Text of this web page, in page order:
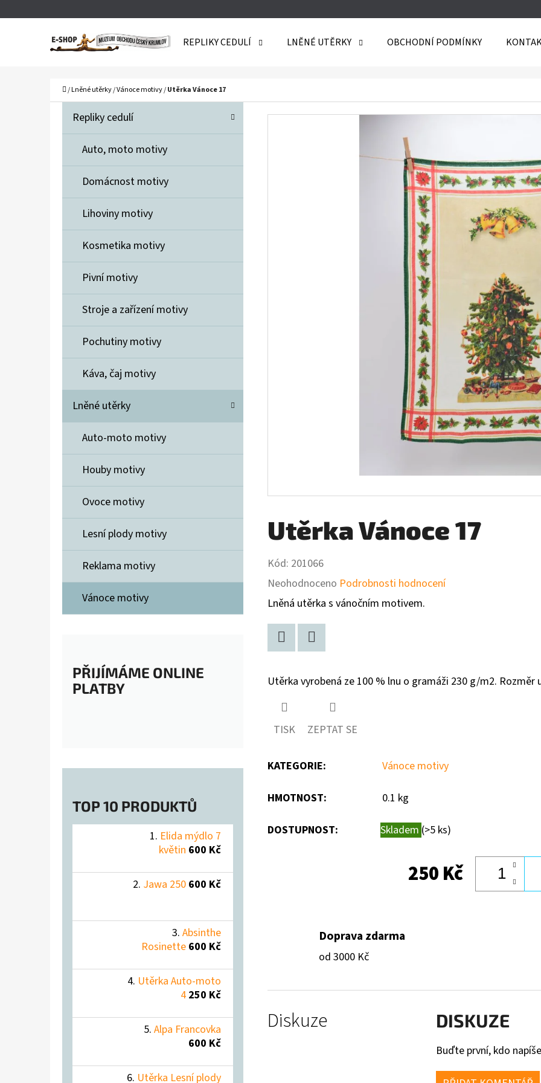
REPLIKY CEDULÍ LNĚNÉ UTĚRKY OBCHODNÍ PODMÍNKY
Domů
/Lněné utěrky/Vánoce motivy/Utěrka Vánoce 17
N
N
Přeskočit
kategorie
G
R
E
Repliky cedulí
Auto, moto motivy
Domácnost motivy
Lihoviny motivy
Kosmetika motivy
Pivní motivy
Stroje a zařízení motivy
Pochutiny motivy
Káva, čaj motivy
Lněné utěrky
Auto-moto motivy
Houby motivy
Ovoce motivy
Lesní plody motivy
Reklama motivy
Vánoce motivy
PŘIJÍMÁME ONLINE
PLATBY
TOP 10 PRODUKTŮ
Elida mýdlo 7
květin 600 Kč
Jawa 250 600 Kč
Absinthe
Rosinette 600 Kč
Utěrka Auto-moto
4 250 Kč
Alpa Francovka
600 Kč
Utěrka Lesní plody
Utěrka Vánoce 17
Kód: 201066
Průměrné
hodnocení
produktu
z
hvězdiček.
Neohodnoceno Podrobnosti hodnocení
Lněná utěrka s vánočním motivem.
Utěrka vyrobená ze 100 % lnu o gramáži 230 g/m2.
TISK ZEPTAT SE
KATEGORIE: Vánoce motivy
HMOTNOST: 0.1 kg
DOSTUPNOST: Skladem (>5 ks)
250 Kč
Doprava zdarma
od 3000 Kč
Diskuze DISKUZE
Buďte první, kdo
do
do
DOPORUČUJEME
ELIDA MÝDLO 7 KVĚTIN
ABSINTHE
600 Kč